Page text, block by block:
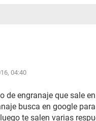
04:40
de engranaje que sale
busca en google
te salen varias